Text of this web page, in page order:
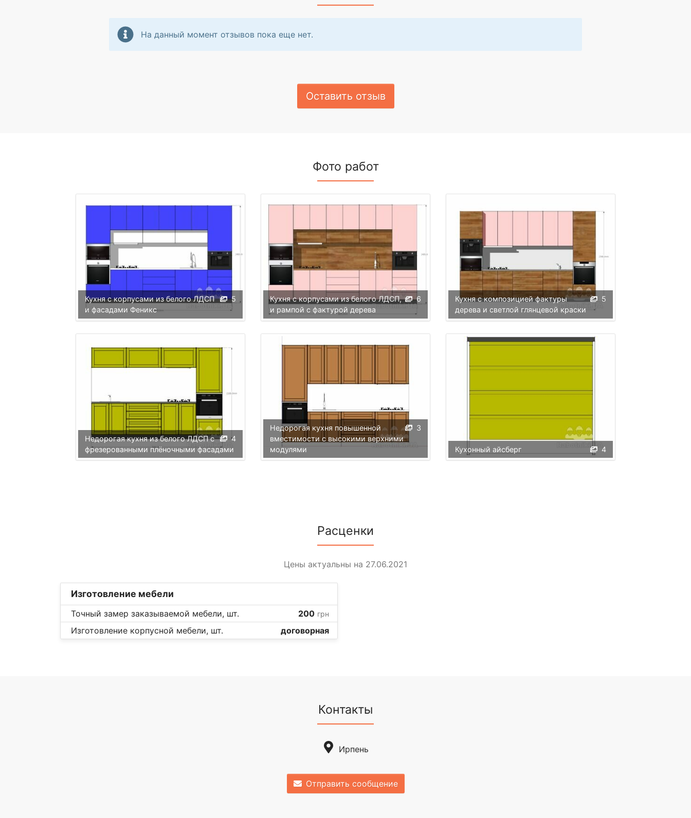
На данный момент отзывов пока еще нет.
Оставить отзыв
Фото работ
5
Кухня с корпусами из белого ЛДСП
и фасадами Феникс
6
Кухня с корпусами из белого ЛДСП,
и рампой с фактурой дерева
5
Кухня с композицией фактуры
дерева и светлой глянцевой краски
4
Недорогая кухня из белого ЛДСП с
фрезерованными плёночными фасадами
3
Недорогая кухня повышенной
вместимости с высокими верхними
модулями
4
Кухонный айсберг
Расценки
Цены актуальны на 27.06.2021
Изготовление мебели
Точный замер заказываемой мебели, шт. 200 грн
Изготовление корпусной мебели, шт. договорная
Контакты
Ирпень
Отправить сообщение